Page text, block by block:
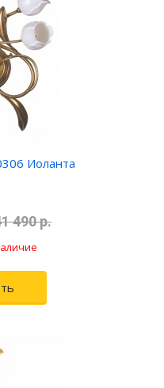
Иоланта
490 р.